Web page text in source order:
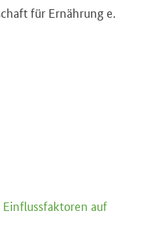
für Ernährung e.
Einflussfaktoren auf